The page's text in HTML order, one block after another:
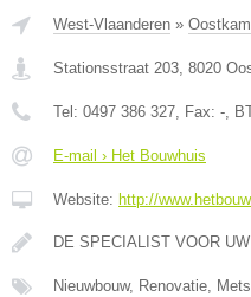
West-Vlaanderen »
Stationsstraat 203 8020
Tel: 0497 386 327 , Fax: - ,
E-mail › Het Bouwhuis
Website: http://
DE SPECIALIST VOOR
Nieuwbouw, Renovatie,